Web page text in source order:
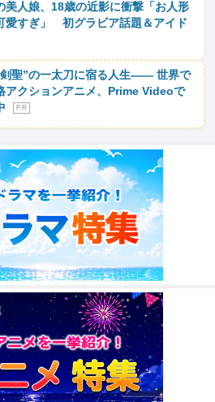
美人娘、18歳の近影に衝撃「お人形
愛すぎ」 初グラビア話題＆アイド
剣聖”の一太刀に宿る人生―― 世界で
アクションアニメ、Prime Videoで
P R